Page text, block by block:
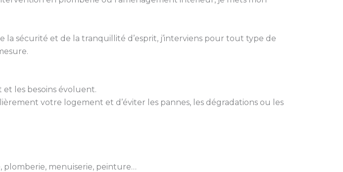
sécurité et de la tranquillité d’esprit, j’interviens pour tout type de
et les besoins évoluent.
votre logement et d’éviter les pannes, les dégradations ou les
plomberie, menuiserie, peinture…